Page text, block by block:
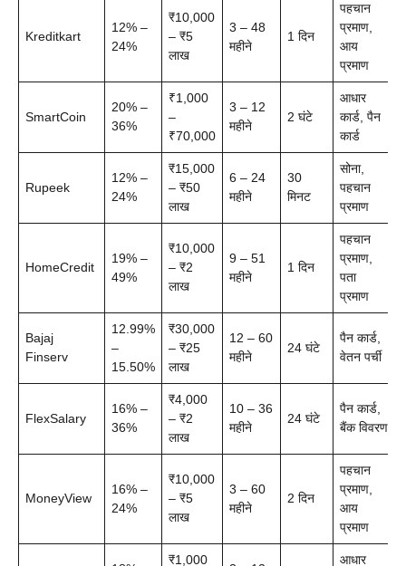
Kreditkart
12% –
24%
₹10,000
– ₹5
लाख
3 – 48
महीने
1 दिन
पहचान
प्रमाण,
आय
प्रमाण
SmartCoin
20% –
36%
₹1,000
–
₹70,000
3 – 12
महीने
2 घंटे
आधार
कार्ड, पैन
कार्ड
Rupeek
12% –
24%
₹15,000
– ₹50
लाख
6 – 24
महीने
30
मिनट
सोना,
पहचान
प्रमाण
HomeCredit
19% –
49%
₹10,000
– ₹2
लाख
9 – 51
महीने
1 दिन
पहचान
प्रमाण,
पता
प्रमाण
Bajaj
Finserv
12.99%
–
15.50%
₹30,000
– ₹25
लाख
12 – 60
महीने
24 घंटे
पैन कार्ड,
वेतन पर्ची
FlexSalary
16% –
36%
₹4,000
– ₹2
लाख
10 – 36
महीने
24 घंटे
पैन कार्ड,
बैंक विवरण
MoneyView
16% –
24%
₹10,000
– ₹5
लाख
3 – 60
महीने
2 दिन
पहचान
प्रमाण,
आय
प्रमाण
₹1,000 आधार